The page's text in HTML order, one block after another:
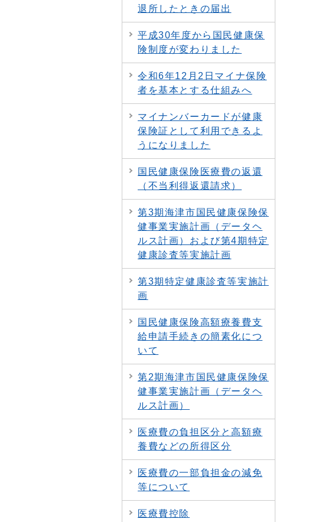
退所したときの届出
平成30年度から国民健康保
険制度が変わりました
令和6年12月2日マイナ保険
者を基本とする仕組みへ
マイナンバーカードが健康
保険証として利用できるよ
うになりました
国民健康保険医療費の返還
（不当利得返還請求）
第3期海津市国民健康保険保
健事業実施計画（データヘ
ルス計画）および第4期特定
健康診査等実施計画
第3期特定健康診査等実施計
画
国民健康保険高額療養費支
給申請手続きの簡素化につ
いて
第2期海津市国民健康保険保
健事業実施計画（データヘ
ルス計画）
医療費の負担区分と高額療
養費などの所得区分
医療費の一部負担金の減免
等について
医療費控除